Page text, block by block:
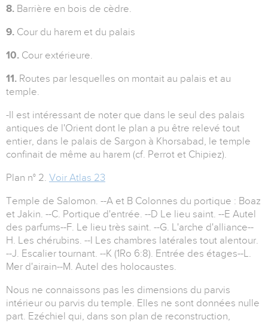
8. Barrière en bois de cèdre.
9. Cour du harem et du palais
10. Cour extérieure.
11. Routes par lesquelles on montait au palais et au
temple.
-Il est intéressant de noter que dans le seul des palais
antiques de l'Orient dont le plan a pu être relevé tout
entier, dans le palais de Sargon à Khorsabad, le temple
confinait de même au harem (cf. Perrot et Chipiez).
Plan n° 2. Voir Atlas 23
Temple de Salomon. --A et B Colonnes du portique : Boaz
et Jakin. --C. Portique d'entrée. --D Le lieu saint. --E Autel
des parfums--F. Le lieu très saint. --G. L'arche d'alliance--
H. Les chérubins. --I Les chambres latérales tout alentour.
--J. Escalier tournant. --K (1Ro 6:8). Entrée des étages--L.
Mer d'airain--M. Autel des holocaustes.
Nous ne connaissons pas les dimensions du parvis
intérieur ou parvis du temple. Elles ne sont données nulle
part. Ezéchiel qui, dans son plan de reconstruction,